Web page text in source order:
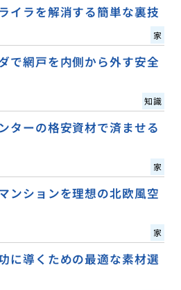
イラを解消する簡単な裏技
家
で網戸を内側から外す安全
知識
ターの格安資材で済ませる
家
ンションを理想の北欧風空
家
に導くための最適な素材選